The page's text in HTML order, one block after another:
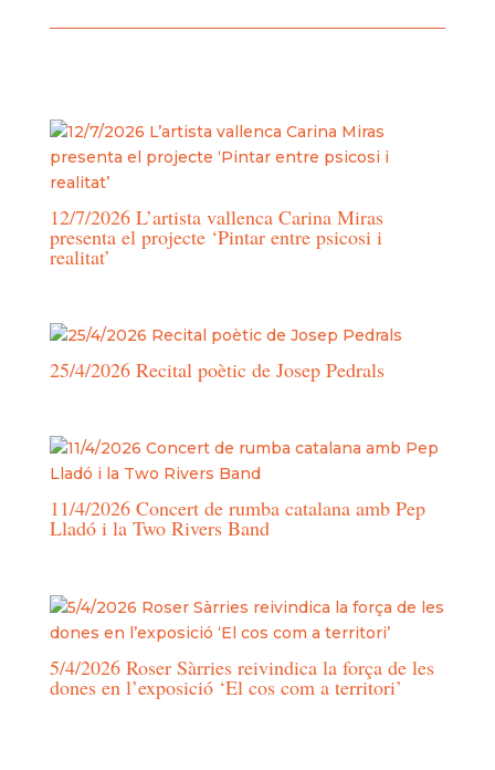
12/7/2026 L’artista vallenca Carina Miras
presenta el projecte ‘Pintar entre psicosi i
realitat’
25/4/2026 Recital poètic de Josep Pedrals
11/4/2026 Concert de rumba catalana amb Pep
Lladó i la Two Rivers Band
5/4/2026 Roser Sàrries reivindica la força de les
dones en l’exposició ‘El cos com a territori’